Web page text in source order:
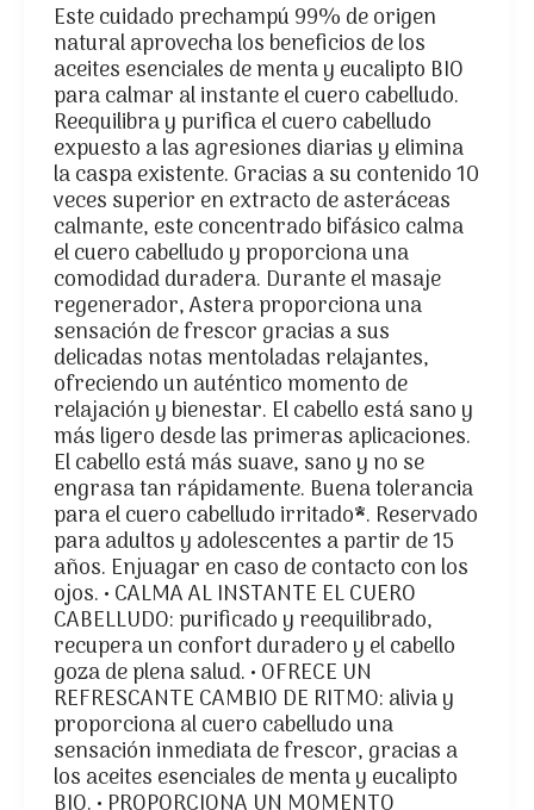
Este cuidado prechampú 99% de origen
natural aprovecha los beneficios de los
aceites esenciales de menta y eucalipto BIO
para calmar al instante el cuero cabelludo.
Reequilibra y purifica el cuero cabelludo
expuesto a las agresiones diarias y elimina
la caspa existente. Gracias a su contenido 10
veces superior en extracto de asteráceas
calmante, este concentrado bifásico calma
el cuero cabelludo y proporciona una
comodidad duradera. Durante el masaje
regenerador, Astera proporciona una
sensación de frescor gracias a sus
delicadas notas mentoladas relajantes,
ofreciendo un auténtico momento de
relajación y bienestar. El cabello está sano y
más ligero desde las primeras aplicaciones.
El cabello está más suave, sano y no se
engrasa tan rápidamente. Buena tolerancia
para el cuero cabelludo irritado*. Reservado
para adultos y adolescentes a partir de 15
años. Enjuagar en caso de contacto con los
ojos. • CALMA AL INSTANTE EL CUERO
CABELLUDO: purificado y reequilibrado,
recupera un confort duradero y el cabello
goza de plena salud. • OFRECE UN
REFRESCANTE CAMBIO DE RITMO: alivia y
proporciona al cuero cabelludo una
sensación inmediata de frescor, gracias a
los aceites esenciales de menta y eucalipto